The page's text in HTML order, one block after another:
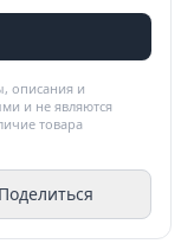
описания и
и не являются
товара
Поделиться